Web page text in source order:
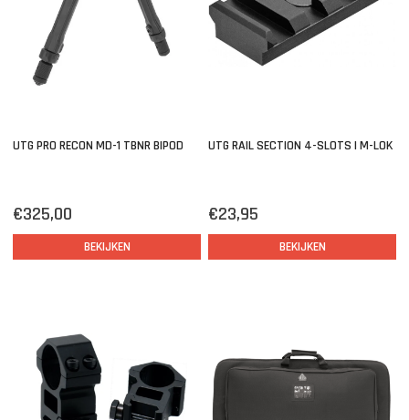
UTG PRO RECON MD-1 TBNR BIPOD
€325,00
BEKIJKEN
UTG RAIL SECTION 4-SLOTS | M-LOK
€23,95
BEKIJKEN